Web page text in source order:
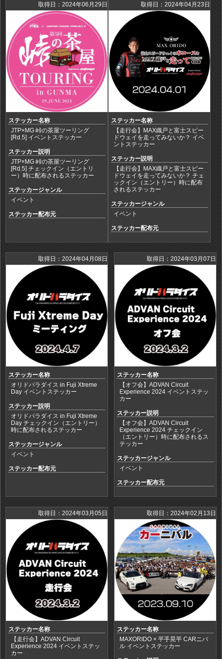
取得日：2024年06月29日
ステッカー名称
JTP×MG 峠の茶屋ツーリング
[Rd.5] イベントステッカー
ステッカー説明
JTP×MG 峠の茶屋ツーリング
[Rd.5] チェックイン（エントリ
ー）時に配布されるステッカー
ステッカージャンル
イベント
ステッカー配布元
取得日：2024年04月23日
ステッカー名称
【走行会】MAX織戸と富士スピー
ドウェイを走ってみないか？ イベ
ントステッカー
ステッカー説明
【走行会】MAX織戸と富士スピー
ドウェイを走ってみないか？ チェ
ックイン（エントリー）時に配布
されるステッカー
ステッカージャンル
イベント
ステッカー配布元
取得日：2024年04月08日
ステッカー名称
オリドパラダイス in Fuji Xtreme
Day イベントステッカー
ステッカー説明
オリドパラダイス in Fuji Xtreme
Day チェックイン（エントリー）
時に配布されるステッカー
ステッカージャンル
イベント
ステッカー配布元
取得日：2024年03月07日
ステッカー名称
【オフ会】ADVAN Circuit
Experience 2024 イベントステッ
カー
ステッカー説明
【オフ会】ADVAN Circuit
Experience 2024 チェックイン
（エントリー）時に配布されるス
テッカー
ステッカージャンル
イベント
ステッカー配布元
取得日：2024年03月05日
ステッカー名称
【走行会】ADVAN Circuit
Experience 2024 イベントステッ
カー
取得日：2024年02月13日
ステッカー名称
MAXORIDO × 平手晃平 CARニバ
ル イベントステッカー